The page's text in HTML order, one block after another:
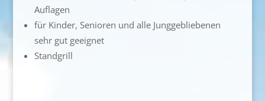
Auflagen
für Kinder, Senioren und alle Junggebliebenen
sehr gut geeignet
Standgrill